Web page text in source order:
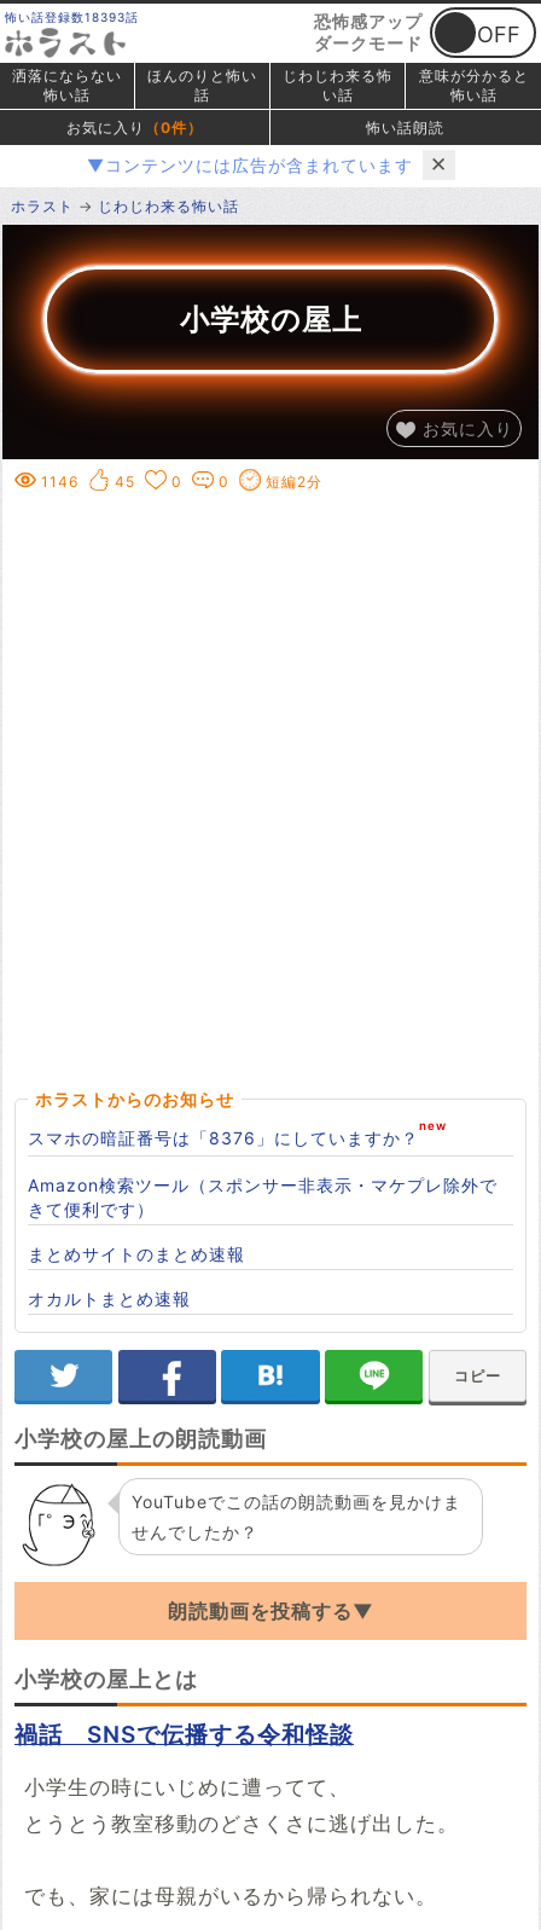
怖い話登録数18393話
恐怖感アップ
ダークモード
洒落にならない
怖い話
ほんのりと怖い
話
じわじわ来る怖
い話
意味が分かると
怖い話
お気に入り
（0件） 怖い話朗読
▼コンテンツには広告が含まれています ✕
ホラスト じわじわ来る怖い話
小学校の屋上
お気に入り
1146 45 0 0 短編2分
ホラストからのお知らせ
スマホの暗証番号は「8376」にしていますか？
Amazon検索ツール（スポンサー非表示・マケプレ除外で
きて便利です）
まとめサイトのまとめ速報
オカルトまとめ速報
コピー
小学校の屋上の朗読動画
YouTubeでこの話の朗読動画を見かけま
せんでしたか？
朗読動画を投稿する▼
「小学校の屋上」の朗読動画を探しています。
YouTubeでこの話の朗読動画を見つけたらぜ
ひ投稿していってください。
※YouTubeのURL
例：https://youtu.be/***********
小学校の屋上とは
禍話 SNSで伝播する令和怪談
小学生の時にいじめに遭ってて、
とうとう教室移動のどさくさに逃げ出した。
でも、家には母親がいるから帰られない。